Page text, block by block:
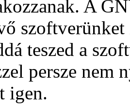
A
teszed a
persze nem
igen.